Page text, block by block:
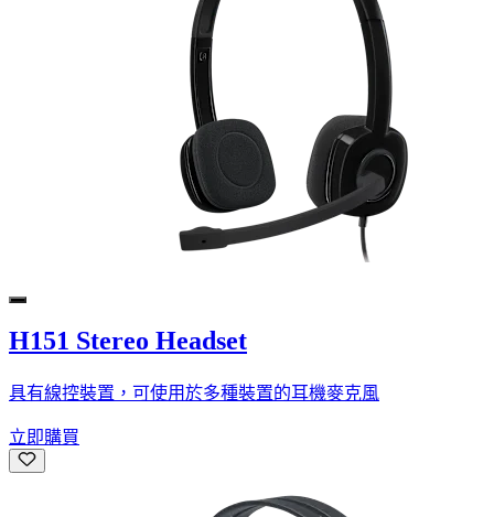
H151 Stereo Headset
具有線控裝置，可使用於多種裝置的耳機麥克風
立即購買